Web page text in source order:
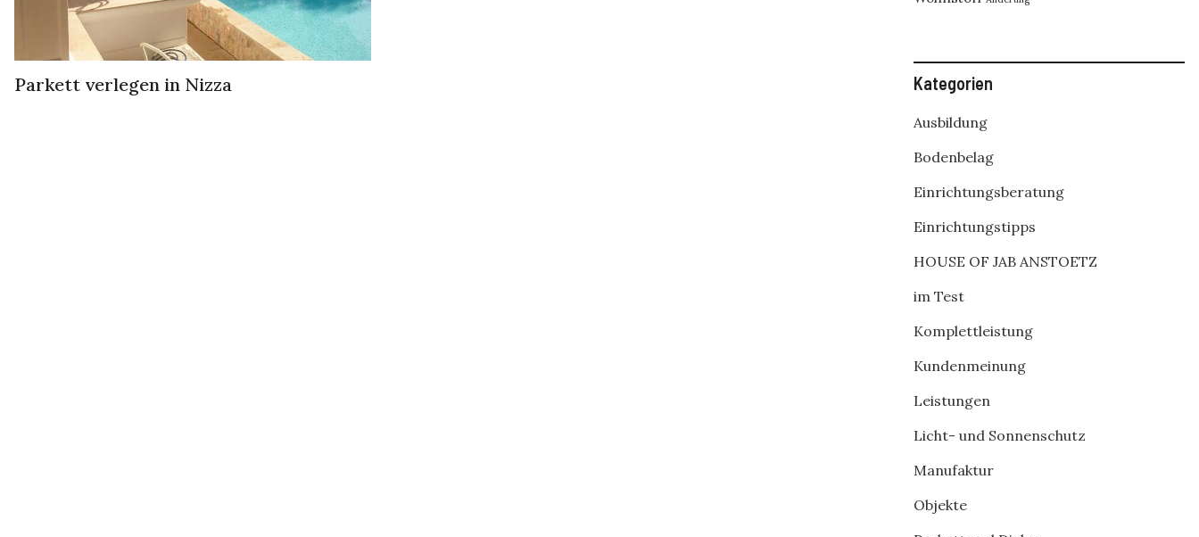
Parkett verlegen in Nizza Kategorien
Ausbildung
Bodenbelag
Einrichtungsberatung
Einrichtungstipps
HOUSE OF JAB ANSTOETZ
im Test
Komplettleistung
Kundenmeinung
Leistungen
Licht- und Sonnenschutz
Manufaktur
Objekte